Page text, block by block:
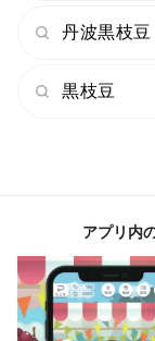
丹波黒枝豆
黒枝豆
アプリ内